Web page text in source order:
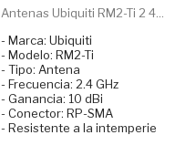
Antenas Ubiquiti RM2-Ti 2 4...
- Marca: Ubiquiti
- Modelo: RM2-Ti
- Tipo: Antena
- Frecuencia: 2.4 GHz
- Ganancia: 10 dBi
- Conector: RP-SMA
- Resistente a la intemperie